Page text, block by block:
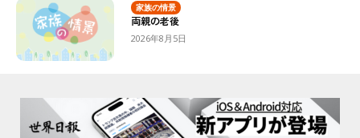
家族の情景
両親の老後
2026年8月5日